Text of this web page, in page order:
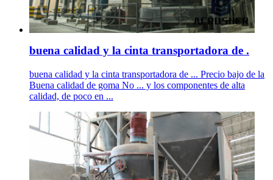
buena calidad y la cinta transportadora de .
buena calidad y la cinta transportadora de ... Precio bajo de la
Buena calidad de goma No ... y los componentes de alta
calidad, de poco en ...